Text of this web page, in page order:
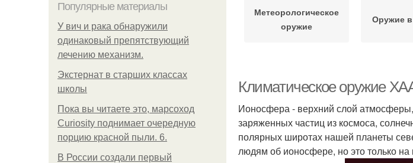
Популярные материалы
У вич и рака обнаружили
одинаковый препятствующий
лечению механизм.
Экстернат в старших классах
школы
Пока вы читаете это, марсоход
Curiosity поднимает очередную
порцию красной пыли. 6.
В России создали первый
Метеорологическое
оружие
Оружие
Климатическое оружие
Ионосфера - верхний слой
заряженных частиц из космоса,
полярных широтах нашей планеты
людям об ионосфере, но это только